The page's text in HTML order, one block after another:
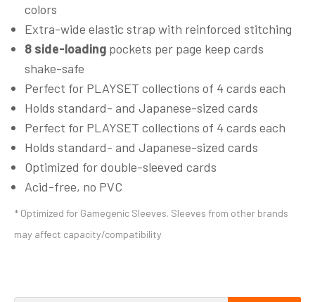
colors
Extra-wide elastic strap with reinforced stitching
8 side-loading pockets per page keep cards
shake-safe
Perfect for PLAYSET collections of 4 cards each
Holds standard- and Japanese-sized cards
Perfect for PLAYSET collections of 4 cards each
Holds standard- and Japanese-sized cards
Optimized for double-sleeved cards
Acid-free, no PVC
* Optimized for Gamegenic Sleeves. Sleeves from other brands
may affect capacity/compatibility